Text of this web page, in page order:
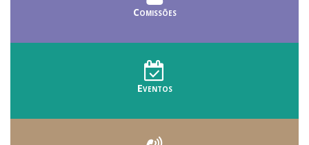
Comissões
Eventos